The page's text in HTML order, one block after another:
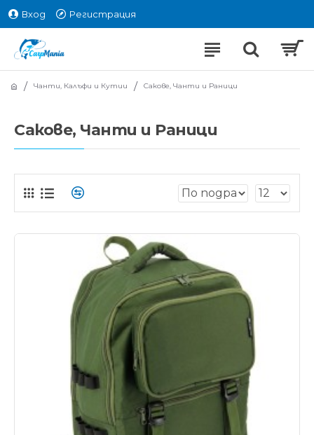
Вход Регистрация
Чанти, Калъфи и Кутии Сакове, Чанти и Раници
Сакове, Чанти и Раници